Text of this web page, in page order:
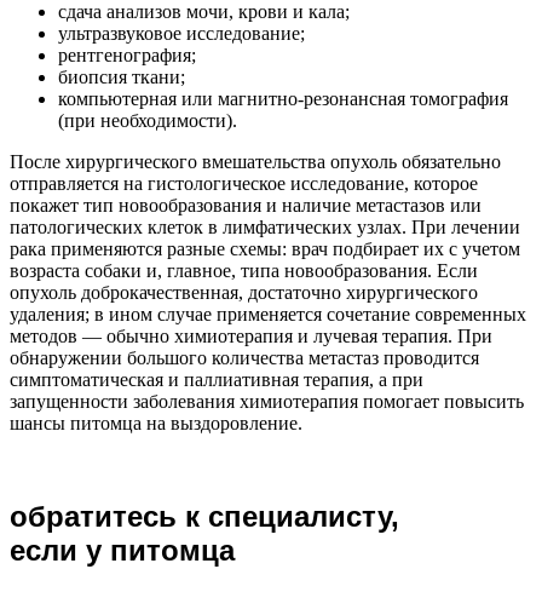
сдача анализов мочи, крови и кала;
ультразвуковое исследование;
рентгенография;
биопсия ткани;
компьютерная или магнитно-резонансная томография
(при необходимости).
После хирургического вмешательства опухоль обязательно
отправляется на гистологическое исследование, которое
покажет тип новообразования и наличие метастазов или
патологических клеток в лимфатических узлах. При лечении
рака применяются разные схемы: врач подбирает их с учетом
возраста собаки и, главное, типа новообразования. Если
опухоль доброкачественная, достаточно хирургического
удаления; в ином случае применяется сочетание современных
методов — обычно химиотерапия и лучевая терапия. При
обнаружении большого количества метастаз проводится
симптоматическая и паллиативная терапия, а при
запущенности заболевания химиотерапия помогает повысить
шансы питомца на выздоровление.
обратитесь к специалисту,
если у питомца